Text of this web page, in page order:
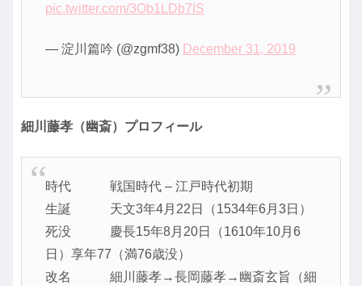
pic.twitter.com/3Ob1LDb7IS
— 淀川篇吟 (@zgmf38) December 31, 2019
細川藤孝（幽斎）プロフィール
時代 戦国時代 – 江戸時代初期
生誕 天文3年4月22日（1534年6月3日）
死没 慶長15年8月20日（1610年10月6
日）享年77（満76歳没）
改名 細川藤孝→長岡藤孝→幽斎玄旨（細